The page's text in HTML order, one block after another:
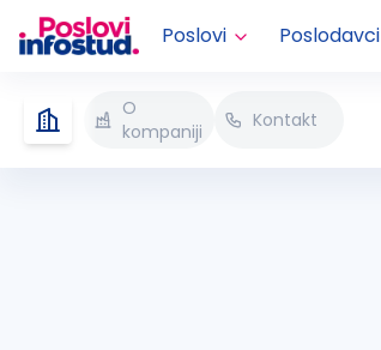
Poslovi Poslodavci
O
kompaniji
Kontakt